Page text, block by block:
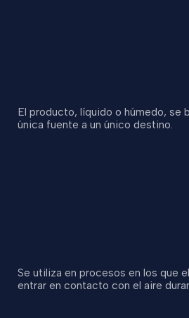
El producto, líquido o húmedo, se
única fuente a un único destino.
Se utiliza en procesos en los que
entrar en contacto con el aire